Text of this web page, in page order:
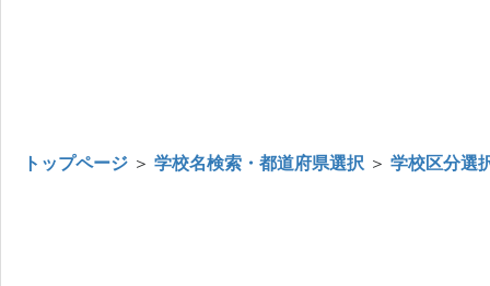
トップページ ＞ 学校名検索・都道府県選択 ＞ 学校区分選